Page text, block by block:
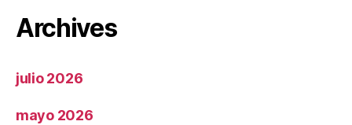
Archives
julio 2026
mayo 2026